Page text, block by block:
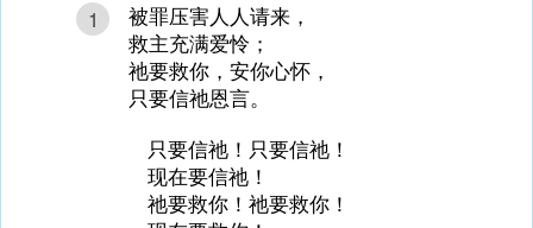
1
被罪压害人人请来，
救主充满爱怜；
祂要救你，安你心怀，
只要信祂恩言。
只要信祂！只要信祂！
现在要信祂！
祂要救你！祂要救你！